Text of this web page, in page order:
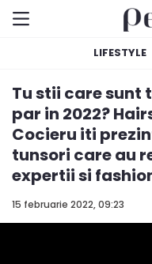
LIFESTYLE
15 februarie 2022, 09:23
Tu stii care sunt
par in 2022?
Cocieru iti
tunsori care au
expertii si